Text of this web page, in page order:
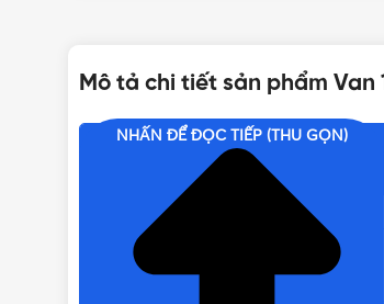
KÍCH THƯỚC
Mô tả chi tiết sản phẩm Van
Nội dung chính
Van 1 Chiều Đồng Minh Hòa 76
Liên hệ mua Van 1 chiều lá lật
NHẤN ĐỂ ĐỌC TIẾP (THU GỌN)